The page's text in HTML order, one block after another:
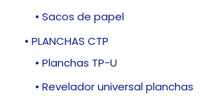
• Sacos de papel
• PLANCHAS CTP
• Planchas TP-U
• Revelador universal planchas